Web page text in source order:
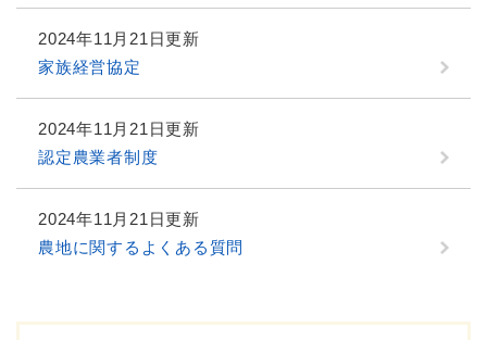
2024年11月21日更新
家族経営協定
2024年11月21日更新
認定農業者制度
2024年11月21日更新
農地に関するよくある質問